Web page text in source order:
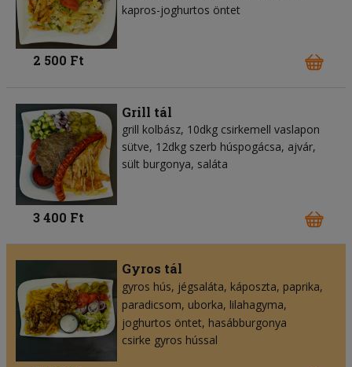
kapros-joghurtos öntet
2 500 Ft
Grill tál
grill kolbász, 10dkg csirkemell vaslapon
sütve, 12dkg szerb húspogácsa, ajvár,
sült burgonya, saláta
3 400 Ft
Gyros tál
gyros hús jégsaláta káposzta paprika
paradicsom uborka lilahagyma
joghurtos öntet hasábburgonya
csirke gyros hússal